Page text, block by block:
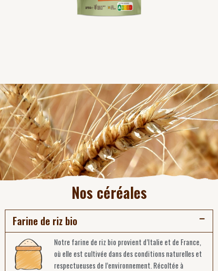
Nos céréales
Farine de riz bio
Notre farine de riz bio provient d’Italie et de France,
où elle est cultivée dans des conditions naturelles et
respectueuses de l’environnement. Récoltée à